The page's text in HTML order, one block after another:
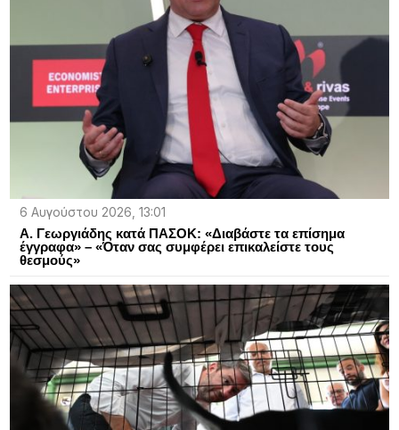
6 Αυγούστου 2026, 13:01
Α. Γεωργιάδης κατά ΠΑΣΟΚ: «Διαβάστε τα επίσημα
έγγραφα» – «Όταν σας συμφέρει επικαλείστε τους
θεσμούς»